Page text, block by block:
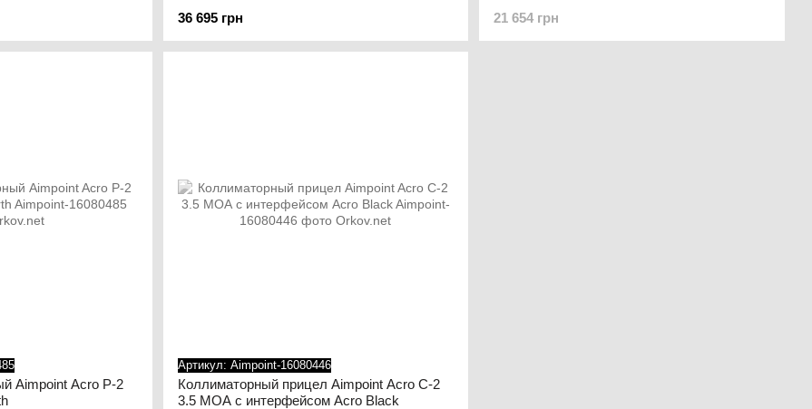
36 695 грн 21 654 грн
Aimpoint Acro P-2
Артикул: Aimpoint-16080446
Коллиматорный прицел Aimpoint Acro C-2
3.5 МОА с интерфейсом Acro Black